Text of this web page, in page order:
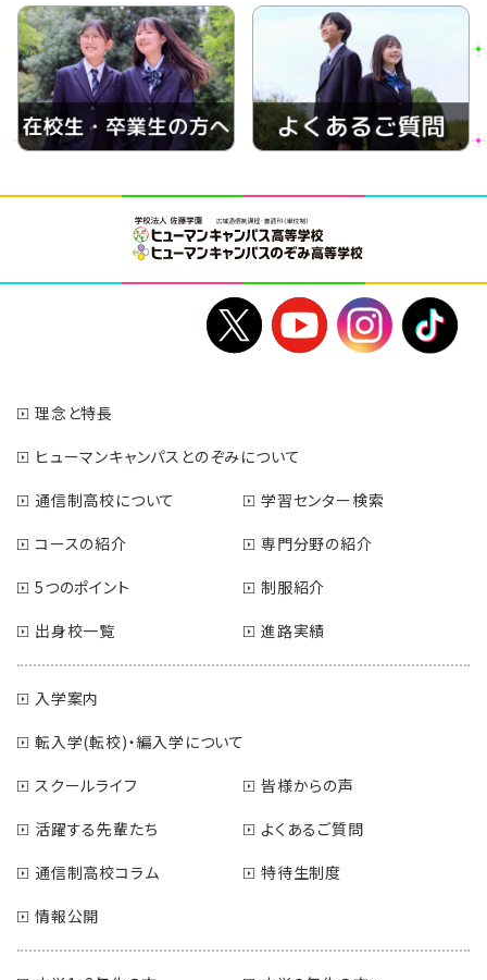
理念と特長
ヒューマンキャンパスとのぞみについて
通信制高校について
学習センター検索
コースの紹介
専門分野の紹介
5つのポイント
制服紹介
出身校一覧
進路実績
入学案内
転入学(転校)・編入学について
スクールライフ
皆様からの声
活躍する先輩たち
よくあるご質問
通信制高校コラム
特待生制度
情報公開